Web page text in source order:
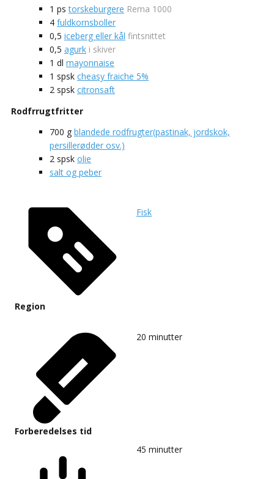
1 ps torskeburgere Rema 1000
4 fuldkornsboller
0,5 iceberg eller kål fintsnittet
0,5 agurk i skiver
1 dl mayonnaise
1 spsk cheasy fraiche 5%
2 spsk citronsaft
Rodfrrugtfritter
700 g blandede rodfrugter(pastinak, jordskok,
persillerødder osv.)
2 spsk olie
salt og peber
Region
Fisk
Forberedelses tid
20 minutter
45 minutter